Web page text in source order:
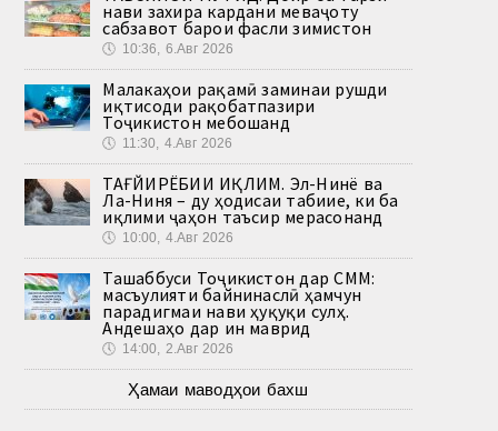
нави захира кардани меваҷоту
сабзавот барои фасли зимистон
🕔 10:36, 6.Авг 2026
Малакаҳои рақамӣ заминаи рушди
иқтисоди рақобатпазири
Тоҷикистон мебошанд
🕔 11:30, 4.Авг 2026
ТАҒЙИРЁБИИ ИҚЛИМ. Эл-Нинё ва
Ла-Ниня – ду ҳодисаи табиие, ки ба
иқлими ҷаҳон таъсир мерасонанд
🕔 10:00, 4.Авг 2026
Ташаббуси Тоҷикистон дар СММ:
масъулияти байнинаслӣ ҳамчун
парадигмаи нави ҳуқуқи сулҳ.
Андешаҳо дар ин маврид
🕔 14:00, 2.Авг 2026
Ҳамаи маводҳои бахш